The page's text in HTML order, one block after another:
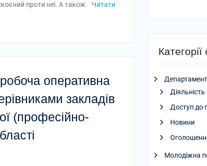
проти неї. А також
Читати
оперативна
закладів
(професійно-
Департамент
Діяльність
Доступ до
Новини
Молодіжна